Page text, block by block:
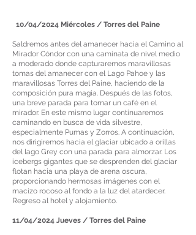
10/04/2024 Miércoles / Torres del Paine
Saldremos antes del amanecer hacia el Camino al
Mirador Cóndor con una caminata de nivel medio
a moderado donde capturaremos maravillosas
tomas del amanecer con el Lago Pahoe y las
maravillosas Torres del Paine, haciendo de la
composición pura magia. Después de las fotos,
una breve parada para tomar un café en el
mirador. En este mismo lugar continuaremos
caminando en busca de vida silvestre,
especialmente Pumas y Zorros. A continuación,
nos dirigiremos hacia el glaciar ubicado a orillas
del lago Grey con una parada para almorzar. Los
icebergs gigantes que se desprenden del glaciar
flotan hacia una playa de arena oscura,
proporcionando hermosas imágenes con el
macizo rocoso al fondo a la luz del atardecer.
Regreso al hotel y alojamiento.
11/04/2024 Jueves / Torres del Paine